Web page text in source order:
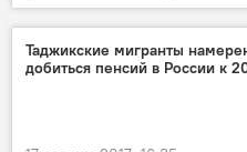
Экономика
OLX
Таджикские мигранты
добиться пенсий в России к